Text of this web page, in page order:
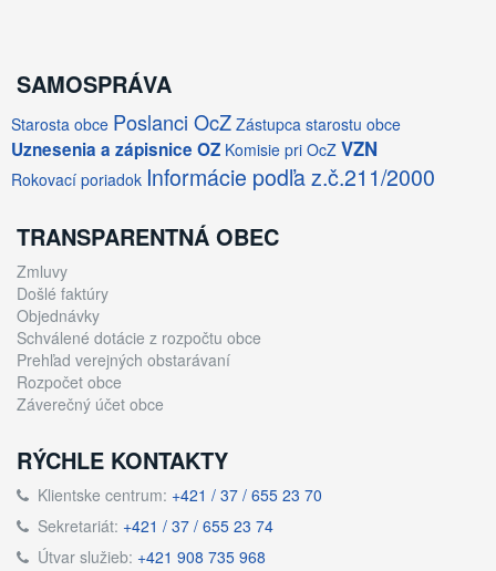
SAMOSPRÁVA
Starosta obce Poslanci OcZ Zástupca starostu obce
Uznesenia a zápisnice OZ Komisie pri OcZ VZN
Rokovací poriadok Informácie podľa z.č.211/2000
TRANSPARENTNÁ OBEC
Zmluvy
Došlé faktúry
Objednávky
Schválené dotácie z rozpočtu obce
Prehľad verejných obstarávaní
Rozpočet obce
Záverečný účet obce
RÝCHLE KONTAKTY
Klientske centrum: +421 / 37 / 655 23 70
Sekretariát: +421 / 37 / 655 23 74
Útvar služieb: +421 908 735 968